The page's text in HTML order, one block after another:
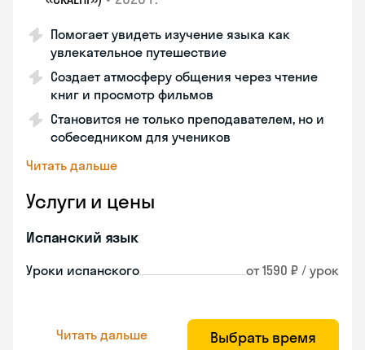
Помогает увидеть изучение языка как
увлекательное путешествие
Создает атмосферу общения через чтение
книг и просмотр фильмов
Становится не только преподавателем, но и
собеседником для учеников
Читать дальше
Услуги и цены
Испанский язык
Уроки испанского от 1590 ₽ / урок
Читать дальше Выбрать время